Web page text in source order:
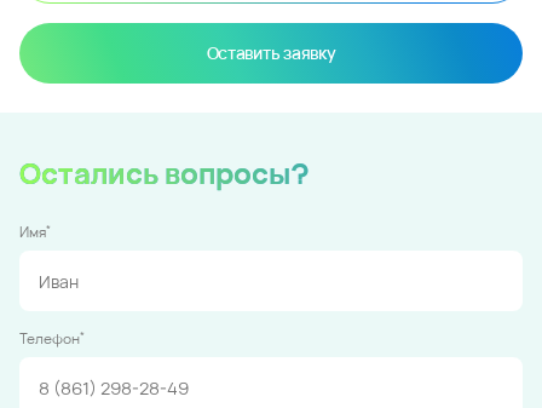
Оставить заявку
Остались вопросы?
Имя*
Телефон*